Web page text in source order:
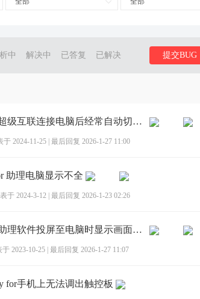
中 解决中 已答复 已解决 提交BUG
[BUG]S50使用超级互联连接电脑后经常自动切换到摄像头
于 2024-11-25 最后回复 2026-1-27 11:00
助理电脑显示不全
于 2024-3-12 最后回复 2026-1-23 02:26
[BUG]ready for助理软件投屏至电脑时显示画面分割重叠
于 2023-10-25 最后回复 2026-1-27 11:07
for手机上无法调出触控板